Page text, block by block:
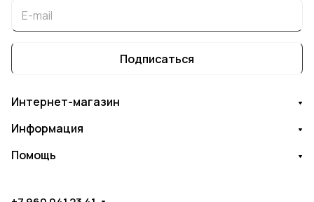
Подписаться
Интернет-магазин
Информация
Помощь